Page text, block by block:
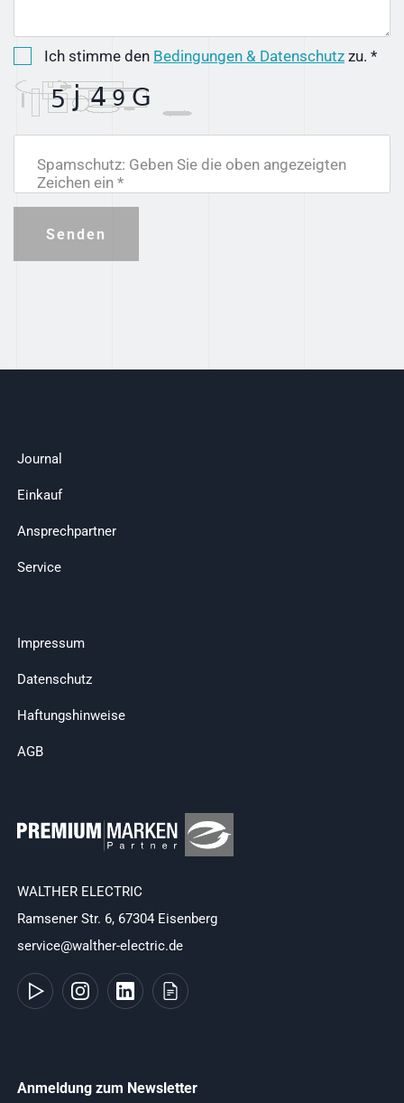
Ich stimme den Bedingungen & Datenschutz zu. *
Spamschutz: Geben Sie die oben angezeigten
Zeichen ein *
Senden
Journal
Einkauf
Ansprechpartner
Service
Impressum
Datenschutz
Haftungshinweise
AGB
WALTHER ELECTRIC
Ramsener Str. 6, 67304 Eisenberg
service@walther-electric.de
Anmeldung zum Newsletter